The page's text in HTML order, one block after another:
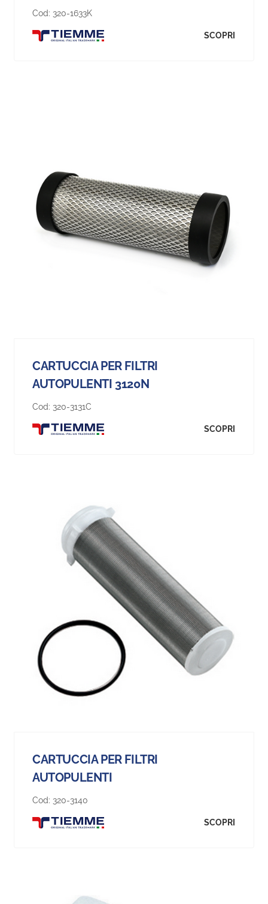
Cod: 320-1633K
SCOPRI
CARTUCCIA PER FILTRI
AUTOPULENTI 3120N
Cod: 320-3131C
SCOPRI
CARTUCCIA PER FILTRI
AUTOPULENTI
Cod: 320-3140
SCOPRI